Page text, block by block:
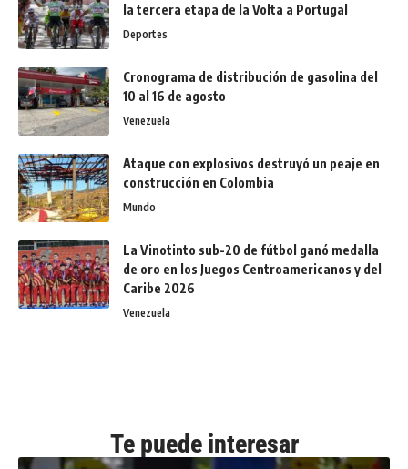
la tercera etapa de la Volta a Portugal
Deportes
Cronograma de distribución de gasolina del
10 al 16 de agosto
Venezuela
Ataque con explosivos destruyó un peaje en
construcción en Colombia
Mundo
La Vinotinto sub-20 de fútbol ganó medalla
de oro en los Juegos Centroamericanos y del
Caribe 2026
Venezuela
Te puede interesar